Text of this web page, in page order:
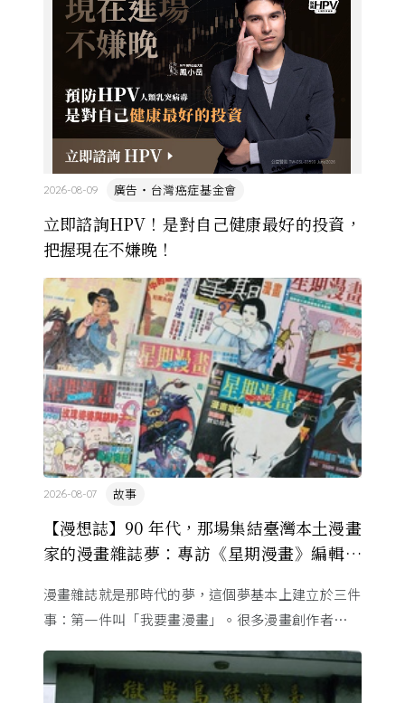
立即諮詢HPV！是對自己健康最好的投資，
把握現在不嫌晚！
廣告・台灣癌症基金會
2026-08-09
【漫想誌】90 年代，那場集結臺灣本土漫畫
家的漫畫雜誌夢：專訪《星期漫畫》編輯黃
故事
2026-08-07
漫畫雜誌就是那時代的夢，這個夢基本上建立於三件
事：第一件叫「我要畫漫畫」。很多漫畫創作者從小
畫畫怎麼活？」